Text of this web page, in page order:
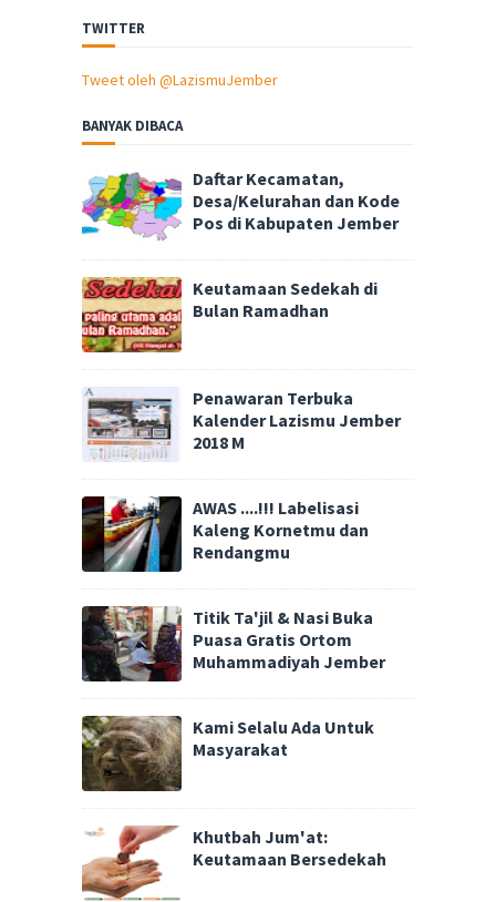
TWITTER
Tweet oleh @LazismuJember
BANYAK DIBACA
Daftar Kecamatan,
Desa/Kelurahan dan Kode
Pos di Kabupaten Jember
Keutamaan Sedekah di
Bulan Ramadhan
Penawaran Terbuka
Kalender Lazismu Jember
2018 M
AWAS ....!!! Labelisasi
Kaleng Kornetmu dan
Rendangmu
Titik Ta'jil & Nasi Buka
Puasa Gratis Ortom
Muhammadiyah Jember
Kami Selalu Ada Untuk
Masyarakat
Khutbah Jum'at:
Keutamaan Bersedekah